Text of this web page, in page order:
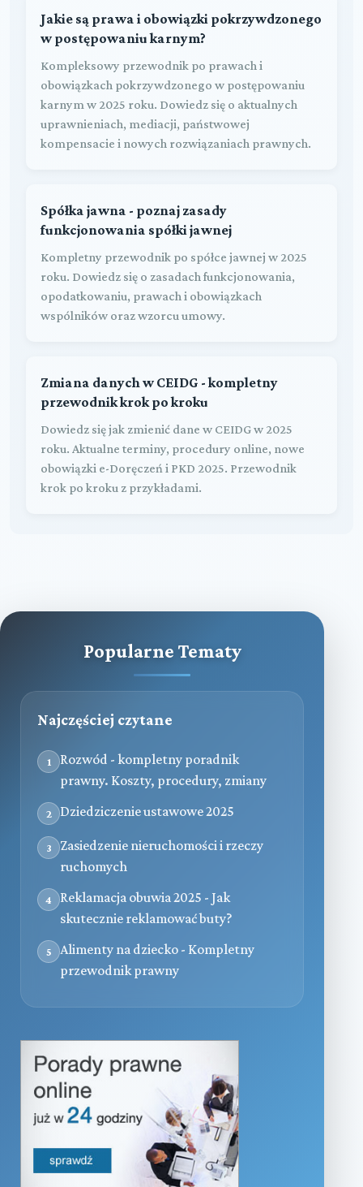
Jakie są prawa i obowiązki pokrzywdzonego
w postępowaniu karnym?
Kompleksowy przewodnik po prawach i
obowiązkach pokrzywdzonego w postępowaniu
karnym w 2025 roku. Dowiedz się o aktualnych
uprawnieniach, mediacji, państwowej
kompensacie i nowych rozwiązaniach prawnych.
Spółka jawna - poznaj zasady
funkcjonowania spółki jawnej
Kompletny przewodnik po spółce jawnej w 2025
roku. Dowiedz się o zasadach funkcjonowania,
opodatkowaniu, prawach i obowiązkach
wspólników oraz wzorcu umowy.
Zmiana danych w CEIDG - kompletny
przewodnik krok po kroku
Dowiedz się jak zmienić dane w CEIDG w 2025
roku. Aktualne terminy, procedury online, nowe
obowiązki e-Doręczeń i PKD 2025. Przewodnik
krok po kroku z przykładami.
Popularne Tematy
Najczęściej czytane
1
Rozwód - kompletny poradnik
prawny. Koszty, procedury, zmiany
2 Dziedziczenie ustawowe 2025
3
Zasiedzenie nieruchomości i rzeczy
ruchomych
4
Reklamacja obuwia 2025 - Jak
skutecznie reklamować buty?
5
Alimenty na dziecko - Kompletny
przewodnik prawny